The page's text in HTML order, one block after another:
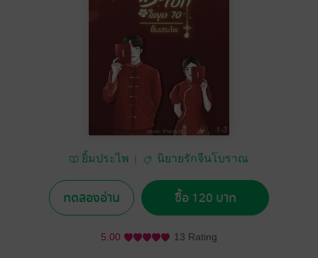
ยิ้มประไพ นิยายรักจีนโบราณ
ทดลองอ่าน ซื้อ 120 บาท
5.00 13 Rating